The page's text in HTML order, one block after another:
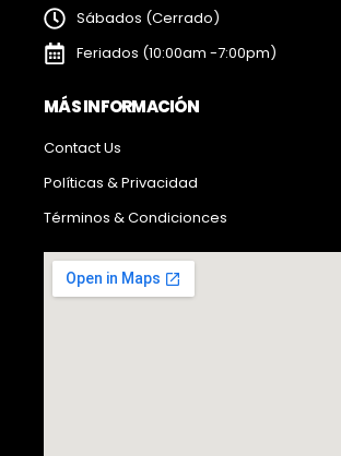
Sábados (Cerrado)
Feriados (10:00am -7:00pm)
MÁS INFORMACIÓN
Contact Us
Políticas & Privacidad
Términos & Condicionces